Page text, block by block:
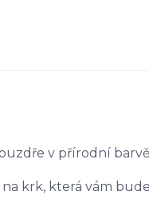
v přírodní
krk, která vám